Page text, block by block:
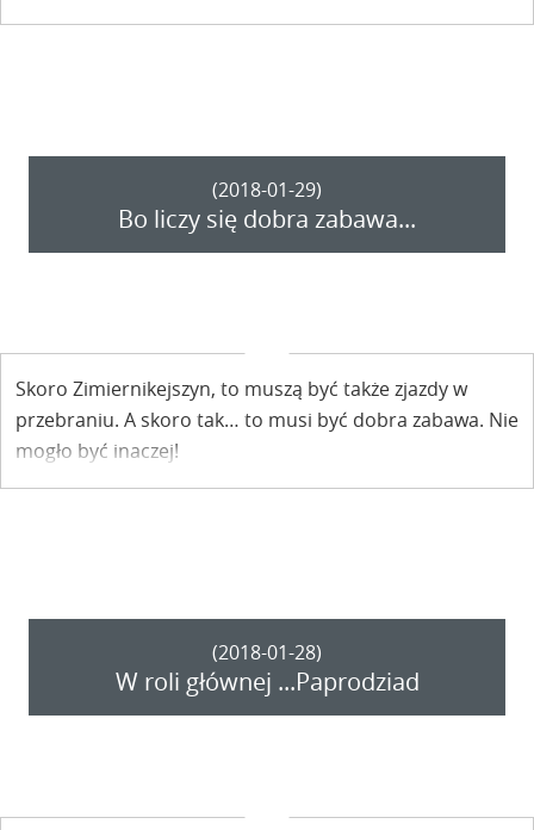
prognozy zwiastowały opady na południu, a spadło… na
(2018-01-29)
Bo liczy się dobra zabawa...
Skoro Zimiernikejszyn, to muszą być także zjazdy w
przebraniu. A skoro tak… to musi być dobra zabawa. Nie
mogło być inaczej!
(2018-01-28)
W roli głównej ...Paprodziad